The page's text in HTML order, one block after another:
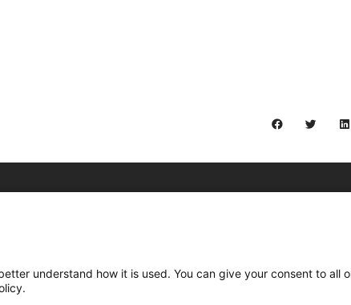
understand how it is used. You can give your consent to all